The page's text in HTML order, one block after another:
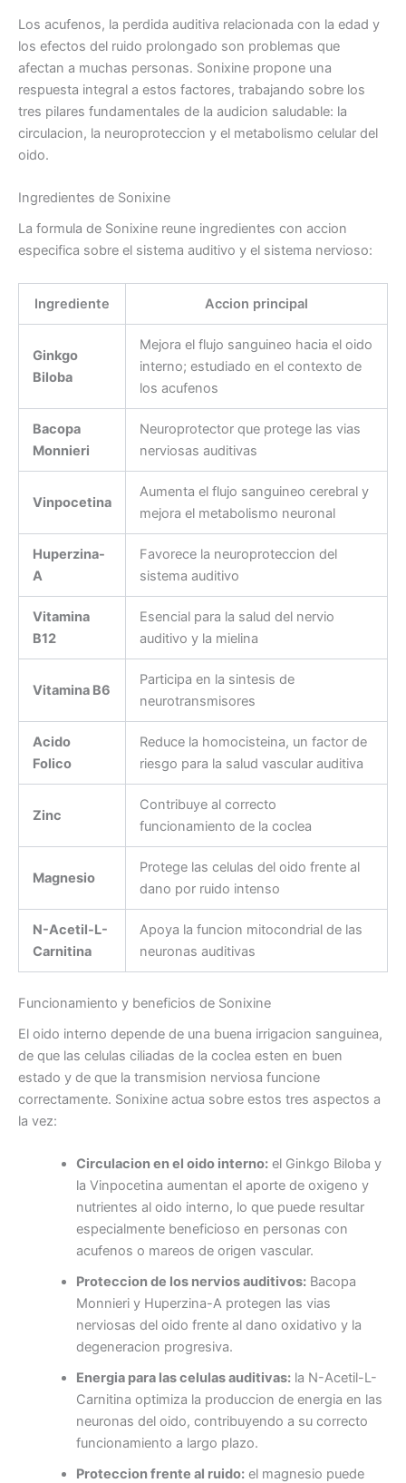
Los acufenos, la perdida auditiva relacionada con la edad y
los efectos del ruido prolongado son problemas que
afectan a muchas personas. Sonixine propone una
respuesta integral a estos factores, trabajando sobre los
tres pilares fundamentales de la audicion saludable: la
circulacion, la neuroproteccion y el metabolismo celular del
oido.
Ingredientes de Sonixine
La formula de Sonixine reune ingredientes con accion
especifica sobre el sistema auditivo y el sistema nervioso:
Ingrediente Accion principal
Ginkgo
Biloba
Mejora el flujo sanguineo hacia el oido
interno; estudiado en el contexto de
los acufenos
Bacopa
Monnieri
Neuroprotector que protege las vias
nerviosas auditivas
Vinpocetina
Aumenta el flujo sanguineo cerebral y
mejora el metabolismo neuronal
Huperzina-
A
Favorece la neuroproteccion del
sistema auditivo
Vitamina
B12
Esencial para la salud del nervio
auditivo y la mielina
Vitamina B6
Participa en la sintesis de
neurotransmisores
Acido
Folico
Reduce la homocisteina, un factor de
riesgo para la salud vascular auditiva
Zinc
Contribuye al correcto
funcionamiento de la coclea
Magnesio
Protege las celulas del oido frente al
dano por ruido intenso
N-Acetil-L-
Carnitina
Apoya la funcion mitocondrial de las
neuronas auditivas
Funcionamiento y beneficios de Sonixine
El oido interno depende de una buena irrigacion sanguinea,
de que las celulas ciliadas de la coclea esten en buen
estado y de que la transmision nerviosa funcione
correctamente. Sonixine actua sobre estos tres aspectos a
la vez:
Circulacion en el oido interno:el Ginkgo Biloba y
la Vinpocetina aumentan el aporte de oxigeno y
nutrientes al oido interno, lo que puede resultar
especialmente beneficioso en personas con
acufenos o mareos de origen vascular.
Proteccion de los nervios auditivos:Bacopa
Monnieri y Huperzina-A protegen las vias
nerviosas del oido frente al dano oxidativo y la
degeneracion progresiva.
Energia para las celulas auditivas:la N-Acetil-L-
Carnitina optimiza la produccion de energia en las
neuronas del oido, contribuyendo a su correcto
funcionamiento a largo plazo.
Proteccion frente al ruido:el magnesio puede